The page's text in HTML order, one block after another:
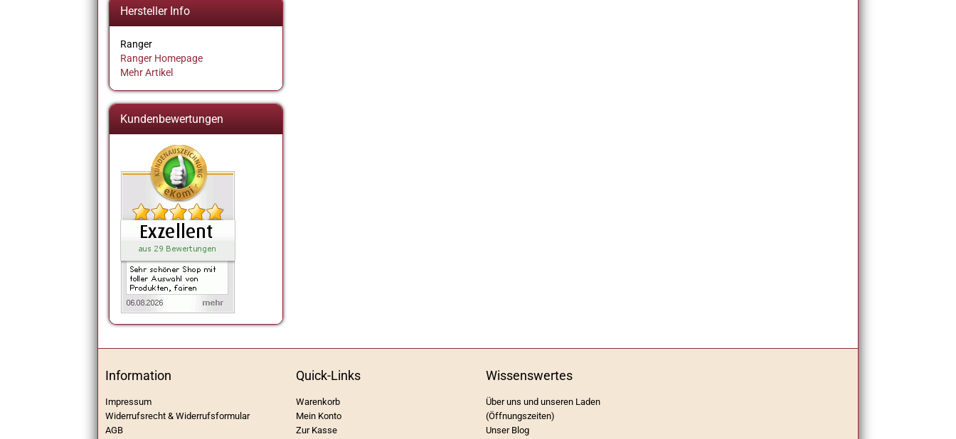
Hersteller Info
Ranger
Ranger Homepage
Mehr Artikel
Kundenbewertungen
Information
Impressum
Widerrufsrecht & Widerrufsformular
AGB
Quick-Links
Warenkorb
Mein Konto
Zur Kasse
Wissenswertes
Über uns und unseren Laden
(Öffnungszeiten)
Unser Blog